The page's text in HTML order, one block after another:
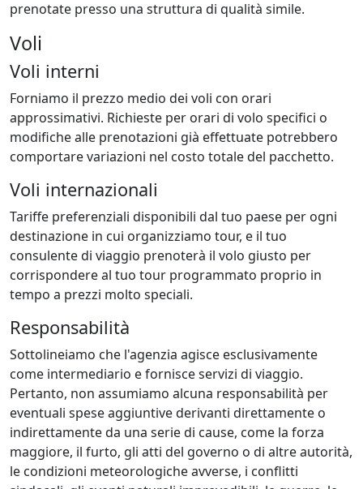
prenotate presso una struttura di qualità simile.
Voli
Voli interni
Forniamo il prezzo medio dei voli con orari
approssimativi. Richieste per orari di volo specifici o
modifiche alle prenotazioni già effettuate potrebbero
comportare variazioni nel costo totale del pacchetto.
Voli internazionali
Tariffe preferenziali disponibili dal tuo paese per ogni
destinazione in cui organizziamo tour, e il tuo
consulente di viaggio prenoterà il volo giusto per
corrispondere al tuo tour programmato proprio in
tempo a prezzi molto speciali.
Responsabilità
Sottolineiamo che l'agenzia agisce esclusivamente
come intermediario e fornisce servizi di viaggio.
Pertanto, non assumiamo alcuna responsabilità per
eventuali spese aggiuntive derivanti direttamente o
indirettamente da una serie di cause, come la forza
maggiore, il furto, gli atti del governo o di altre autorità,
le condizioni meteorologiche avverse, i conflitti